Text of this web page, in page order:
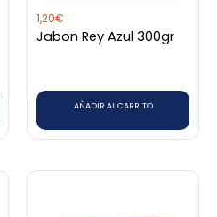
1,20€
Jabon Rey Azul 300gr
AÑADIR AL CARRITO